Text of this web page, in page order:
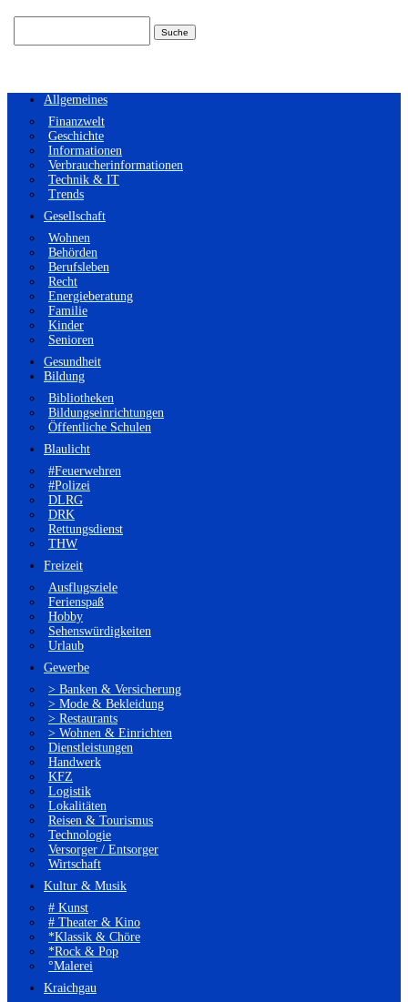
Allgemeines
Finanzwelt
Geschichte
Informationen
Verbraucherinformationen
Technik & IT
Trends
Gesellschaft
Wohnen
Behörden
Berufsleben
Recht
Energieberatung
Familie
Kinder
Senioren
Gesundheit
Bildung
Bibliotheken
Bildungseinrichtungen
Öffentliche Schulen
Blaulicht
#Feuerwehren
#Polizei
DLRG
DRK
Rettungsdienst
THW
Freizeit
Ausflugsziele
Ferienspaß
Hobby
Sehenswürdigkeiten
Urlaub
Gewerbe
> Banken & Versicherung
> Mode & Bekleidung
> Restaurants
> Wohnen & Einrichten
Dienstleistungen
Handwerk
KFZ
Logistik
Lokalitäten
Reisen & Tourismus
Technologie
Versorger / Entsorger
Wirtschaft
Kultur & Musik
# Kunst
# Theater & Kino
*Klassik & Chöre
*Rock & Pop
°Malerei
Kraichgau